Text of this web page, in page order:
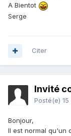
A Bientot
Serge
Citer
Invité
Posté(e)
Bonjour,
Il est normal qu'un